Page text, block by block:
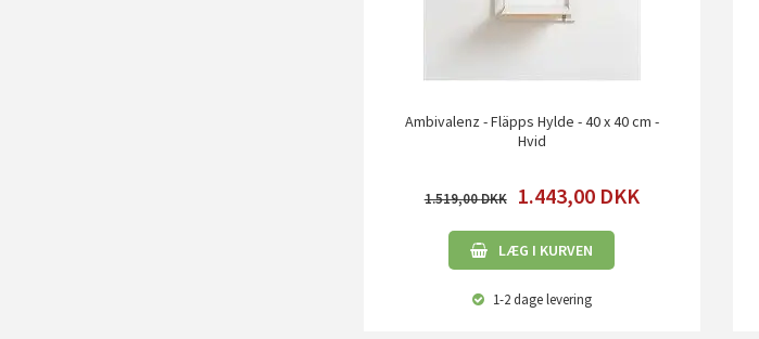
Ambivalenz - Fläpps Hylde - 40 x 40 cm -
Hvid
1.519,00 1.443,00 DKK
LÆG I KURVEN
1-2 dagelevering